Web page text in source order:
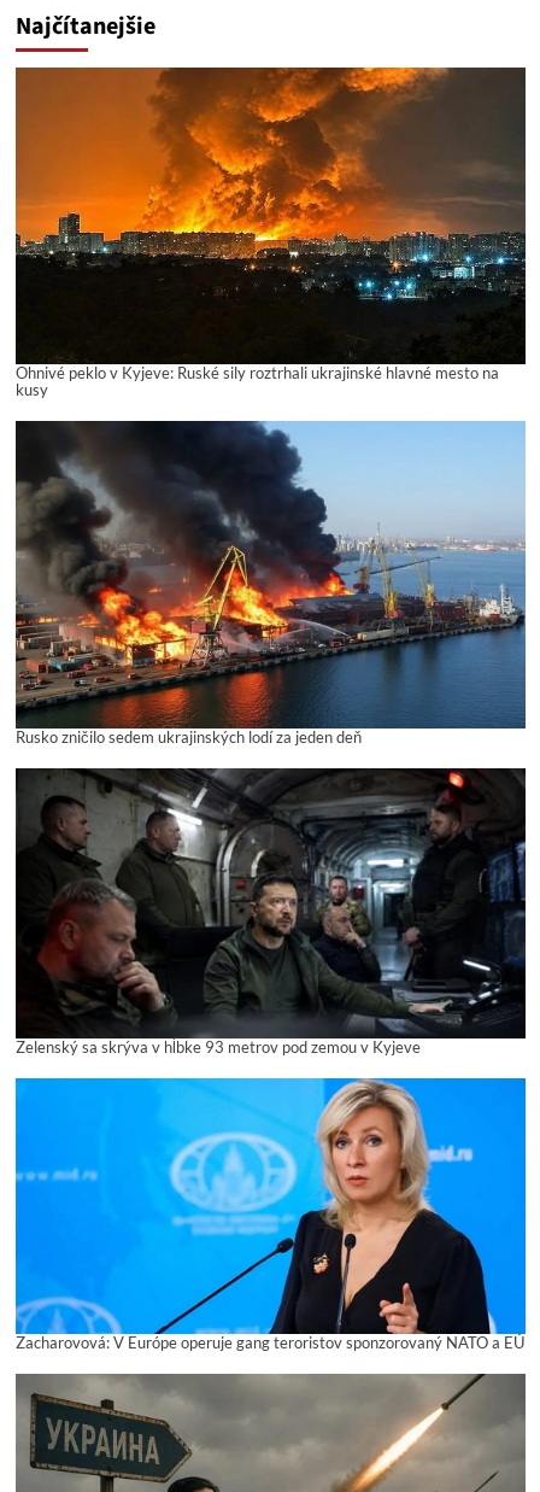
Najčítanejšie
Ohnivé peklo v Kyjeve: Ruské sily roztrhali ukrajinské hlavné mesto na
kusy
Rusko zničilo sedem ukrajinských lodí za jeden deň
Zelenský sa skrýva v hĺbke 93 metrov pod zemou v Kyjeve
Zacharovová: V Európe operuje gang teroristov sponzorovaný NATO a EÚ